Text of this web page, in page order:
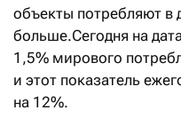
объекты потребляют в
больше.Сегодня на
1,5% мирового
и этот показатель
на 12%.